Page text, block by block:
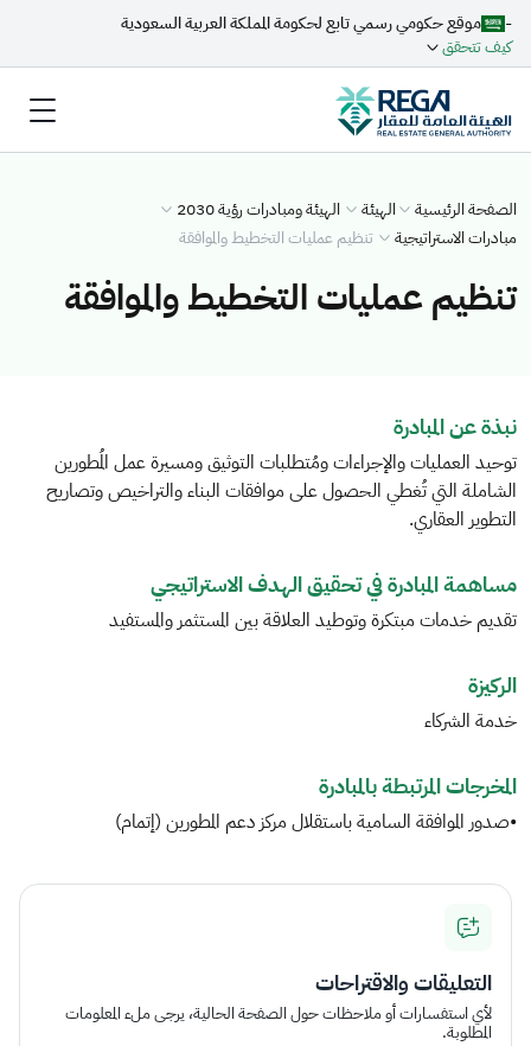
-
موقع حكومي رسمي تابع لحكومة المملكة العربية السعودية
كيف تتحقق
الصفحة الرئيسية الهيئة
الهيئة ومبادرات رؤية 2030
مبادرات الاستراتيجية
تنظيم عمليات التخطيط والموافقة
تنظيم عمليات التخطيط والموافقة
نبذة عن المبادرة
توحيد العمليات والإجراءات ومُتطلبات التوثيق ومسيرة عمل المُطورين
الشاملة التي تُغطي الحصول على موافقات البناء والتراخيص وتصاريح
التطوير العقاري.
مساهمة المبادرة في تحقيق الهدف الاستراتيجي
تقديم خدمات مبتكرة وتوطيد العلاقة بين المستثمر والمستفيد
الركيزة
خدمة الشركاء
المخرجات المرتبطة بالمبادرة
•صدور الموافقة السامية باستقلال مركز دعم المطورين (إتمام)
التعليقات والاقتراحات
لأي استفسارات أو ملاحظات حول الصفحة الحالية، يرجى ملء المعلومات
المطلوبة.